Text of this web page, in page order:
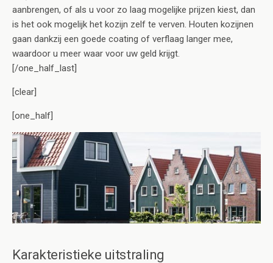
aanbrengen, of als u voor zo laag mogelijke prijzen kiest, dan
is het ook mogelijk het kozijn zelf te verven. Houten kozijnen
gaan dankzij een goede coating of verflaag langer mee,
waardoor u meer waar voor uw geld krijgt.
[/one_half_last]
[clear]
[one_half]
Karakteristieke uitstraling